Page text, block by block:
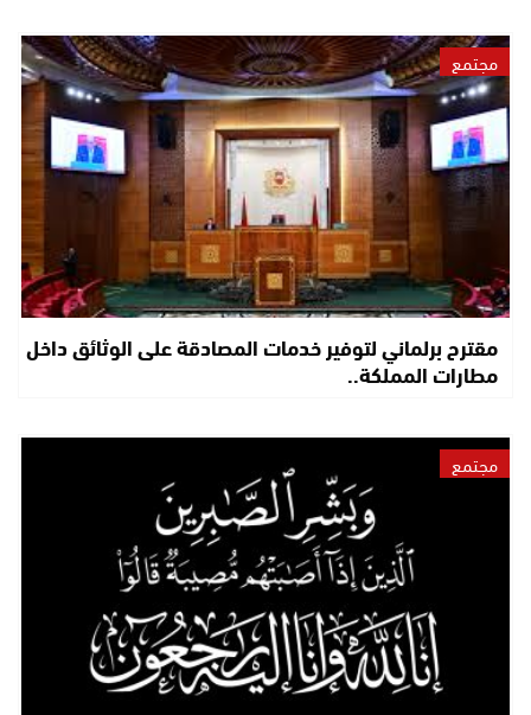
مجتمع
مقترح برلماني لتوفير خدمات المصادقة على الوثائق داخل
مطارات المملكة..
مجتمع